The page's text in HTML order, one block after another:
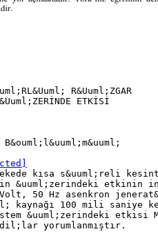
R&Uuml;ZGAR
ETKİSİ